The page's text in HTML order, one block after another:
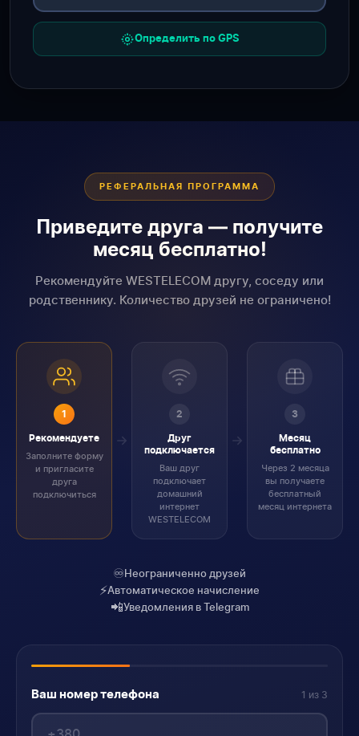
Определить по GPS
РЕФЕРАЛЬНАЯ ПРОГРАММА
Приведите друга — получите
месяц бесплатно!
Рекомендуйте WESTELECOM другу, соседу или
родственнику. Количество друзей не ограничено!
1
Рекомендуете
Заполните форму
и пригласите
друга
подключиться
2
Друг
подключается
Ваш друг
подключает
домашний
интернет
WESTELECOM
3
Месяц
бесплатно
Через 2 месяца
вы получаете
бесплатный
месяц интернета
♾️Неограниченно друзей
⚡Автоматическое начисление
📲Уведомления в Telegram
Ваш номер телефона 1 из 3